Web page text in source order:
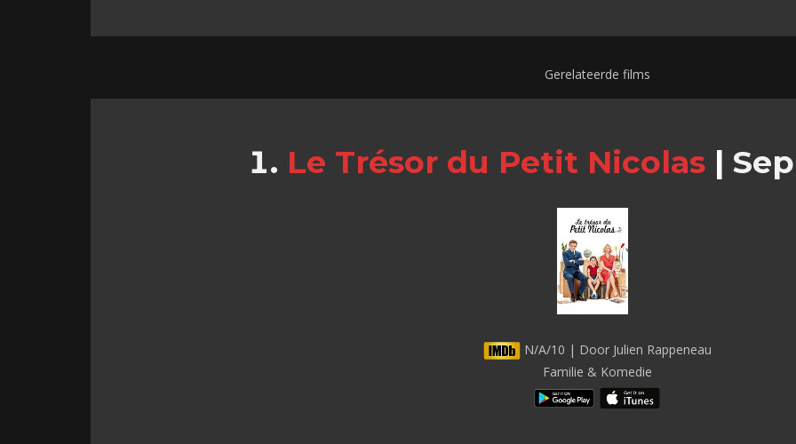
Gerelateerde films
Le Trésor du Petit Nicolas |
N/A/10 | Door Julien Rappeneau
Familie & Komedie